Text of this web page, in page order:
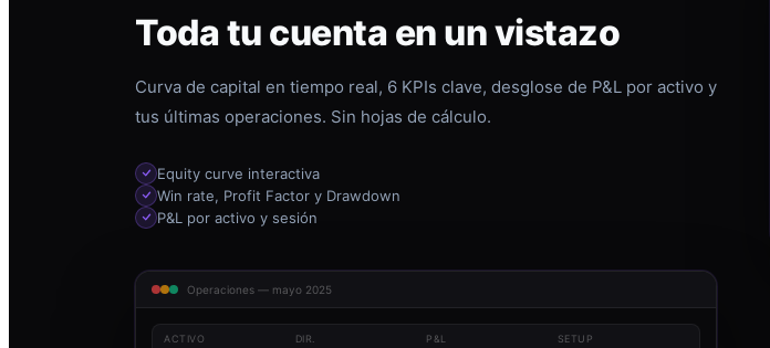
Toda tu cuenta en un vistazo
Curva de capital en tiempo real, 6 KPIs clave, desglose de P&L por activo y
tus últimas operaciones. Sin hojas de cálculo.
Equity curve interactiva
Win rate, Profit Factor y Drawdown
P&L por activo y sesión
Operaciones — mayo 2025
ACTIVO DIR. P&L SETUP